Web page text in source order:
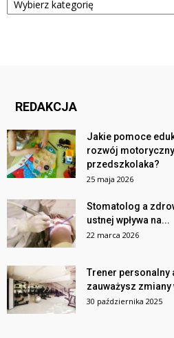
REDAKCJA
Jakie pomoce
rozwój
przedszkolaka?
25 maja 2026
Stomatolog a
ustnej wpływa na...
22 marca 2026
Trener personalny
zauważysz zmiany
30 października 2025